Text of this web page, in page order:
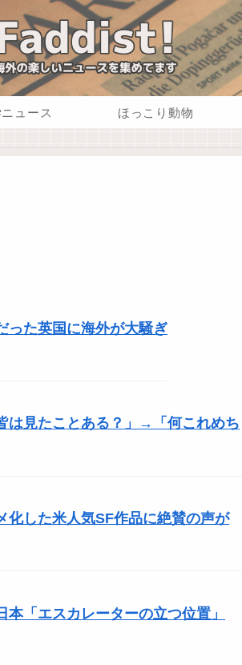
ュース ほっこり動物
った英国に海外が大騒ぎ
は見たことある？」→「何これめち
化した米人気SF作品に絶賛の声が
「エスカレーターの立つ位置」